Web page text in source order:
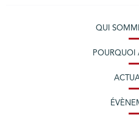
QUI
POURQUOI